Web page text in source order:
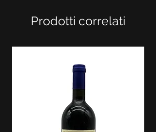
Prodotti correlati